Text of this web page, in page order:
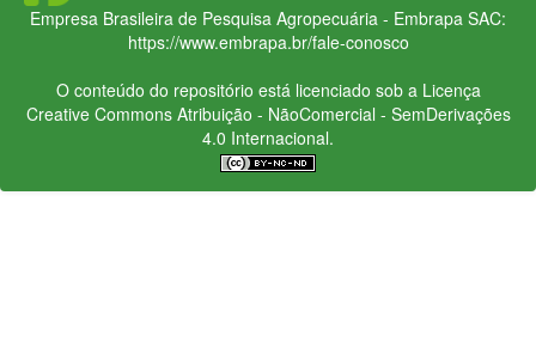
Empresa Brasileira de Pesquisa Agropecuária - Embrapa SAC:
https://www.embrapa.br/fale-conosco
O conteúdo do repositório está licenciado sob a Licença
Creative CommonsAtribuição - NãoComercial - SemDerivações
4.0 Internacional.